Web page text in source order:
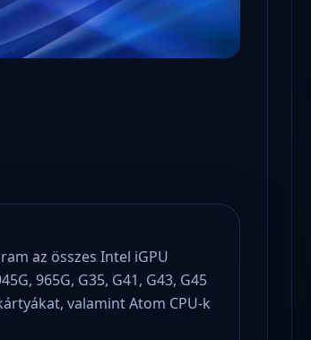
az összes Intel iGPU
965G, G35, G41, G43, G45
valamint Atom CPU-k
Microsoft odaadta a kulcsokat a
hatóságoknak, hogy visszafejthessék
az adatokat.